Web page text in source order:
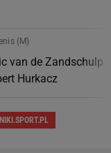
(M)
van de Zandschulp
Hurkacz